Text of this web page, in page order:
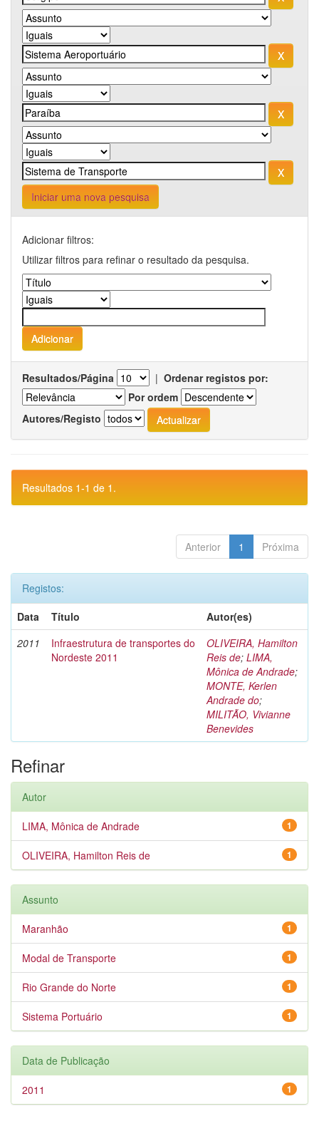
Iniciar uma nova pesquisa
Adicionar filtros:
Utilizar filtros para refinar o resultado da pesquisa.
Resultados/Página | Ordenar registos por:
Por ordem
Autores/Registo
Resultados 1-1 de 1.
Anterior 1 Próxima
Registos:
Data
Título
Autor(es)
2011
Infraestrutura de transportes do
Nordeste 2011
OLIVEIRA, Hamilton
Reis de; LIMA,
Mônica de Andrade;
MONTE, Kerlen
Andrade do;
MILITÃO, Vivianne
Benevides
Refinar
Autor
1
LIMA, Mônica de Andrade
1
OLIVEIRA, Hamilton Reis de
Assunto
1
Maranhão
1
Modal de Transporte
1
Rio Grande do Norte
1
Sistema Portuário
Data de Publicação
1
2011